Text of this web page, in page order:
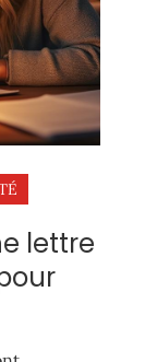
lettre